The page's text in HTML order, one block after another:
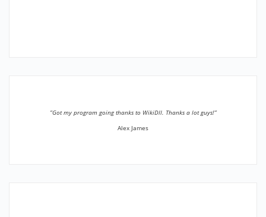
”Got my program going thanks to WikiDll. Thanks a lot guys!”
Alex James